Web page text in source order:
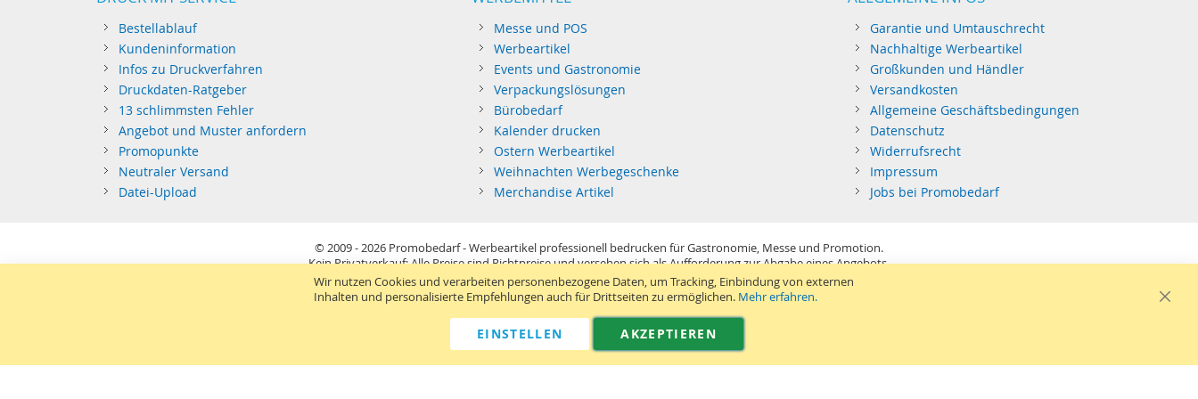
Bestellablauf
Kundeninformation
Infos zu Druckverfahren
Druckdaten-Ratgeber
13 schlimmsten Fehler
Angebot und Muster anfordern
Promopunkte
Neutraler Versand
Datei-Upload
Messe und POS
Werbeartikel
Events und Gastronomie
Verpackungslösungen
Bürobedarf
Kalender drucken
Ostern Werbeartikel
Weihnachten Werbegeschenke
Merchandise Artikel
Garantie und Umtauschrecht
Nachhaltige Werbeartikel
Großkunden und Händler
Versandkosten
Allgemeine Geschäftsbedingungen
Datenschutz
Widerrufsrecht
Impressum
Jobs bei Promobedarf
© 2009 - 2026Promobedarf - Werbeartikel professionell bedrucken für Gastronomie, Messe und Promotion.
Kein Privatverkauf: Alle Preise sind Richtpreise und versehen sich als Aufforderung zur Abgabe eines Angebots.
Sie richten sich nur an gewerblichen Bedarf (§14 BGB) im Sinne der Preisangabenverordnung und verstehen sich netto zzgl. MwSt. USB-Sticks: Tagespreise ggf. zzgl. Druckkosten und GEMA.
Standard-Versand erfolgt kostenlos (Deutsches Festland).
Telefon:040 38 63 12 40 Kontaktformular
Wir nutzen Cookies und verarbeiten personenbezogene Daten, um Tracking, Einbindung von externen
Inhalten und personalisierte Empfehlungen auch für Drittseiten zu ermöglichen. Mehr erfahren.
AKZEPTIEREN
EINSTELLEN